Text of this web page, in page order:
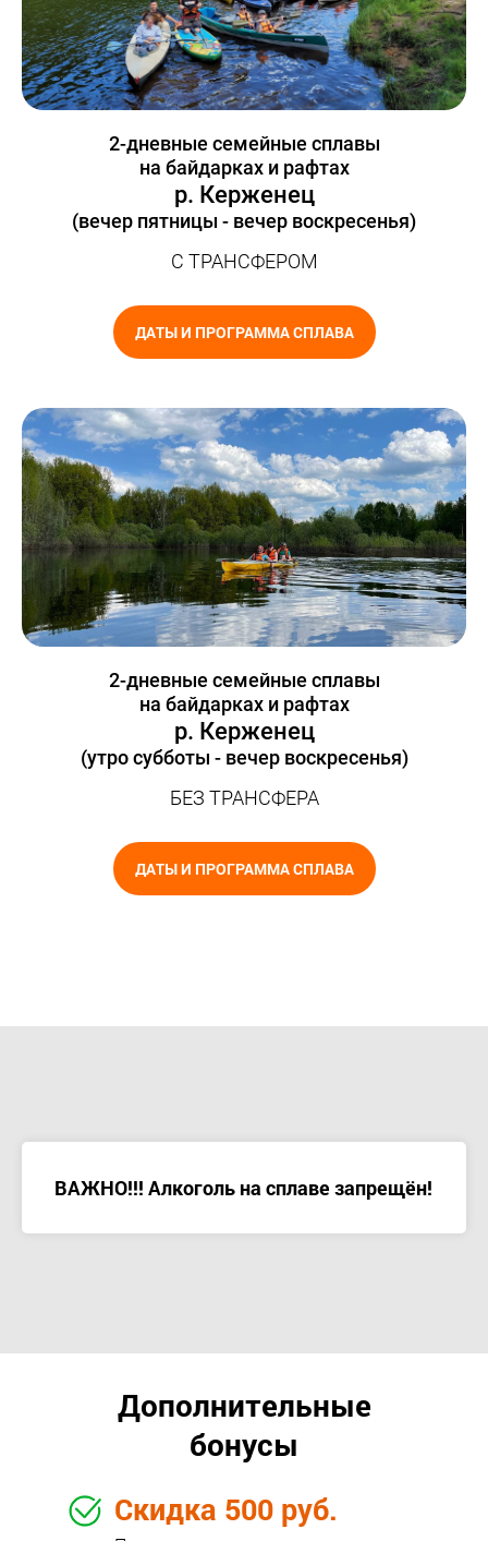
2-дневные семейные сплавы
на байдарках и рафтах
р. Керженец
(вечер пятницы - вечер воскресенья)
С ТРАНСФЕРОМ
ДАТЫ И ПРОГРАММА СПЛАВА
2-дневные семейные сплавы
на байдарках и рафтах
р. Керженец
(утро субботы - вечер воскресенья)
БЕЗ ТРАНСФЕРА
ДАТЫ И ПРОГРАММА СПЛАВА
ВАЖНО!!! Алкоголь на сплаве запрещён!
Дополнительные
бонусы
Скидка 500 руб.